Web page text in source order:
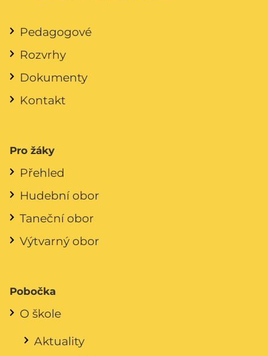
Pedagogové
Rozvrhy
Dokumenty
Kontakt
Pro žáky
Přehled
Hudební obor
Taneční obor
Výtvarný obor
Pobočka
O škole
Aktuality